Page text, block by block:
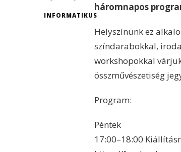
INFORMATIKUS
háromnapos
Helyszínünk ez
színdarabokkal,
workshopokkal
összművészetiség
Program:
Péntek
17:00–18:00